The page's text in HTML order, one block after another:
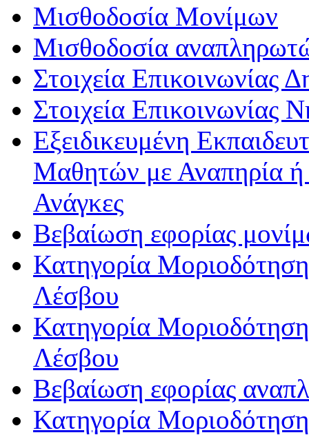
Μισθοδοσία Μονίμων
Μισθοδοσία
Στοιχεία Επικοινωνίας
Στοιχεία Επικοινωνίας
Εξειδικευμένη
Μαθητών με Αναπηρία ή /
Ανάγκες
Βεβαίωση εφορίας
Κατηγορία
Λέσβου
Κατηγορία
Λέσβου
Βεβαίωση εφορίας
Κατηγορία